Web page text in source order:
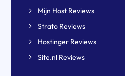
Mijn Host Reviews
Strato Reviews
Hostinger Reviews
Site.nl Reviews